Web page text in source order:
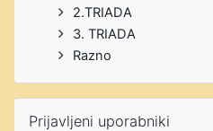
2.TRIADA
3. TRIADA
Razno
Preskoči Prijavljeni uporabniki
Prijavljeni uporabniki